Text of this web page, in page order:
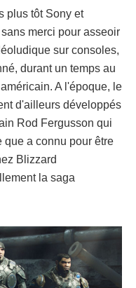
plus tôt Sony et
merci pour asseoir
sur consoles,
durant un temps au
A l'époque, le
d'ailleurs développés
Rod Fergusson qui
que a connu pour être
Blizzard
la saga